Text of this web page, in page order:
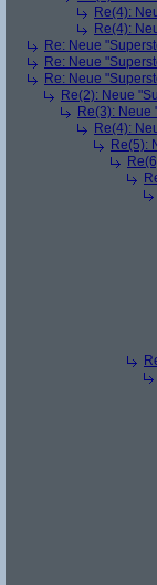
Re(4):
Re(4):
Re: Neue
Re: Neue
Re: Neue
Re(2): Neue
Re(3): Neue
Re(4):
Re(5):